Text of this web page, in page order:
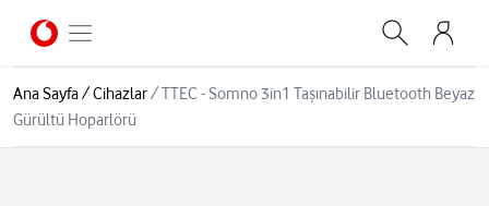
Ana Sayfa/Cihazlar/TTEC - Somno 3in1 Taşınabilir Bluetooth Beyaz
Gürültü Hoparlörü